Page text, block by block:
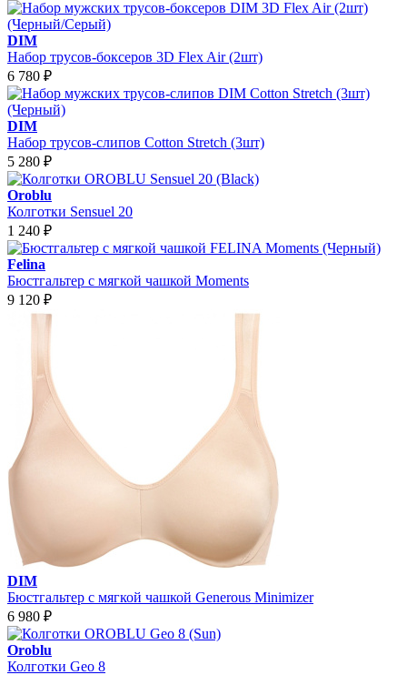
DIM
Набор трусов-боксеров 3D Flex Air (2шт)
6 780 ₽
DIM
Набор трусов-слипов Cotton Stretch (3шт)
5 280 ₽
Oroblu
Колготки Sensuel 20
1 240 ₽
Felina
Бюстгальтер с мягкой чашкой Moments
9 120 ₽
DIM
Бюстгальтер с мягкой чашкой Generous Minimizer
6 980 ₽
Oroblu
Колготки Geo 8